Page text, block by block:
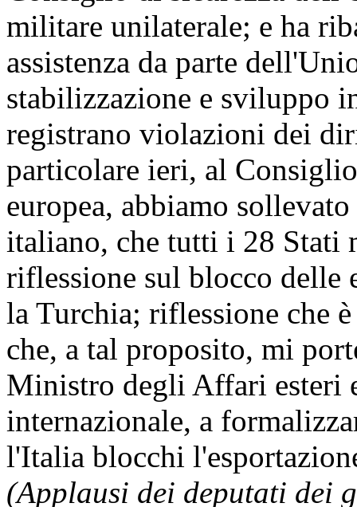
militare unilaterale; e ha
assistenza da parte
stabilizzazione e sviluppo
registrano violazioni dei
particolare ieri, al
europea, abbiamo
italiano, che tutti i 28 Stati
riflessione sul blocco delle
la Turchia; riflessione che
che, a tal proposito, mi
Ministro degli Affari esteri
internazionale, a
l'Italia blocchi
(Applausi dei deputati dei